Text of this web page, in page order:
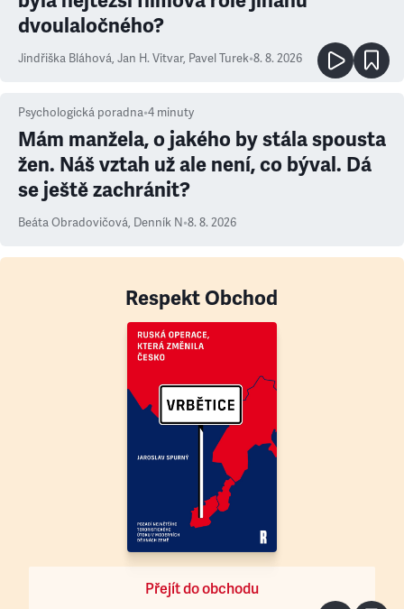
dvoulaločného?
Jindřiška Bláhová, Jan H. Vitvar, Pavel Turek•8. 8. 2026
Psychologická poradna•4 minuty
Mám manžela, o jakého by stála spousta
žen. Náš vztah už ale není, co býval. Dá
se ještě zachránit?
Beáta Obradovičová, Denník N•8. 8. 2026
Respekt Obchod
Přejít do obchodu